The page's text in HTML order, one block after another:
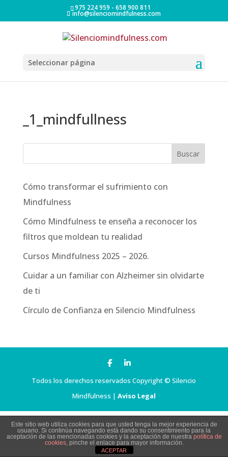
975 224 959 - 658 900 811
info@silenciomindfulness.com
Seleccionar página
_1_mindfullness
Cómo transformar el sufrimiento con
Mindfulness
Cómo Mindfulness te enseña a reconocer los
filtros que moldean tu realidad
Cursos Mindfulness 2025 – 2026.
Cuidar a un familiar con Alzheimer sin olvidarte
de ti
Círculo de Confianza en Silencio Mindfulness
Todos los derechos reservados Copyright © Silencio
Mindfulness | Aviso Legal
Este sitio web utiliza cookies para que usted tenga la mejor experiencia de
usuario. Si continúa navegando está dando su consentimiento para la
aceptación de las mencionadas cookies y la aceptación de nuestra política de
cookies, pinche el enlace para mayor información.
ACEPTAR